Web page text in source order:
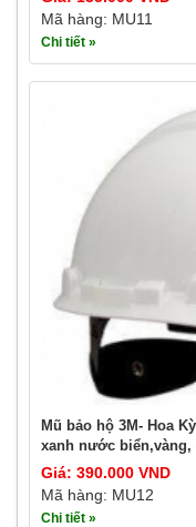
Mã hàng: MU11
Chi tiết »
Mũ bảo hộ 3M- Hoa
xanh nước biển,vàng,
Giá: 390.000 VND
Mã hàng: MU12
Chi tiết »